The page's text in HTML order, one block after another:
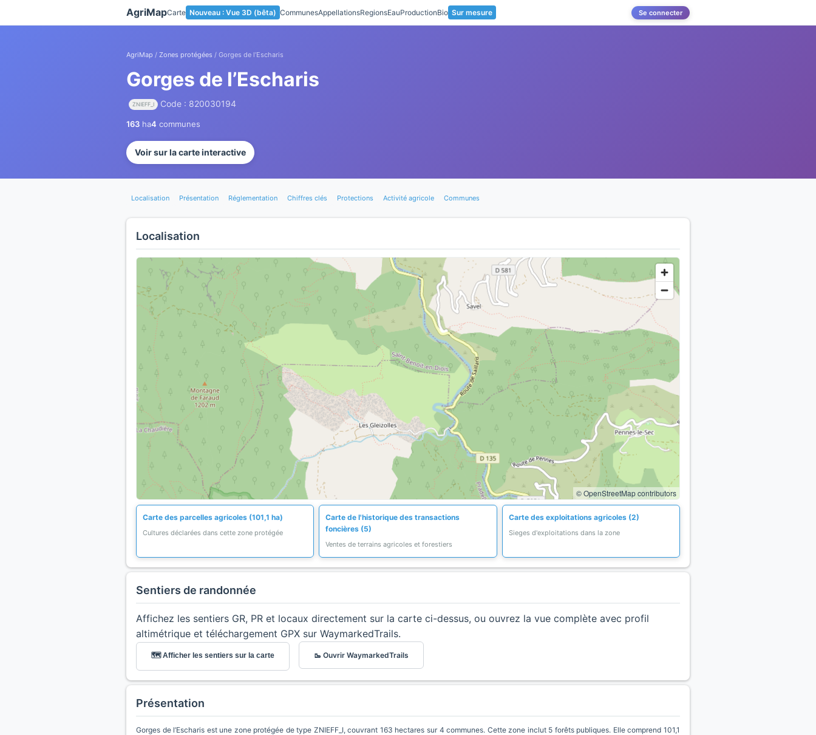
AgriMapCarte Nouveau : Vue 3D (bêta) CommunesAppellationsRegionsEauProductionBio Sur mesure Se connecter
AgriMap / Zones protégées / Gorges de l’Escharis
Gorges de l’Escharis
ZNIEFF_I Code : 820030194
163 ha4 communes
Voir sur la carte interactive
Localisation Présentation Réglementation Chiffres clés Protections Activité agricole Communes
Localisation
© OpenStreetMap contributors
Carte des parcelles agricoles (101,1 ha)
Cultures déclarées dans cette zone protégée
Carte de l'historique des transactions
foncières (5)
Ventes de terrains agricoles et forestiers
Carte des exploitations agricoles (2)
Sieges d'exploitations dans la zone
Sentiers de randonnée
Affichez les sentiers GR, PR et locaux directement sur la carte ci-dessus, ou ouvrez la vue complète avec profil
altimétrique et téléchargement GPX sur WaymarkedTrails.
🗺️ Afficher les sentiers sur la carte 🥾 Ouvrir WaymarkedTrails
Présentation
Gorges de l’Escharis est une zone protégée de type ZNIEFF_I, couvrant 163 hectares sur 4 communes. Cette zone inclut 5 forêts publiques. Elle comprend 101,1
Panneau de gestion des cookies